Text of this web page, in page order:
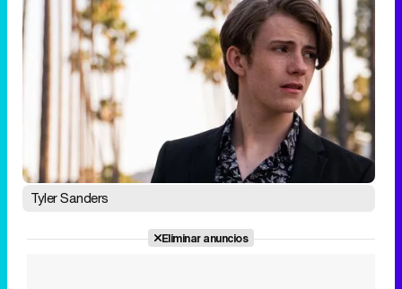
Tyler Sanders
Eliminar anuncios